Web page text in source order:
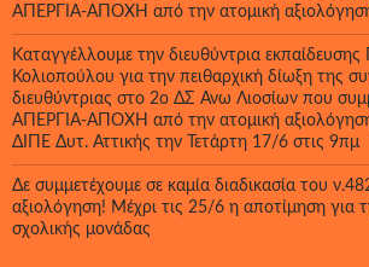
ΑΠΕΡΓΙΑ-ΑΠΟΧΗ από την ατομική
Καταγγέλλουμε την διευθύντρια
Κολιοπούλου για την πειθαρχική δίωξη της
διευθύντριας στο 2ο ΔΣ Άνω Λιοσίων που
ΑΠΕΡΓΙΑ-ΑΠΟΧΗ από την ατομική
ΔΙΠΕ Δυτ. Αττικής την Τετάρτη 17/6 στις 9πμ
Δε συμμετέχουμε σε καμία διαδικασία του
αξιολόγηση! Μέχρι τις 25/6 η αποτίμηση για
σχολικής μονάδας